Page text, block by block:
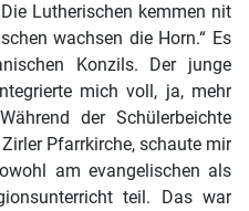
Lutherischen kemmen nit
wachsen die Horn.“ Es
Konzils. Der junge
mich voll, ja, mehr
der Schülerbeichte
Pfarrkirche, schaute mir
am evangelischen als
teil. Das war